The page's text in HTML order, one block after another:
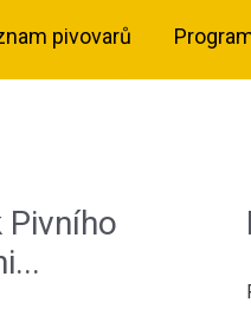
pivovarů
Pivního